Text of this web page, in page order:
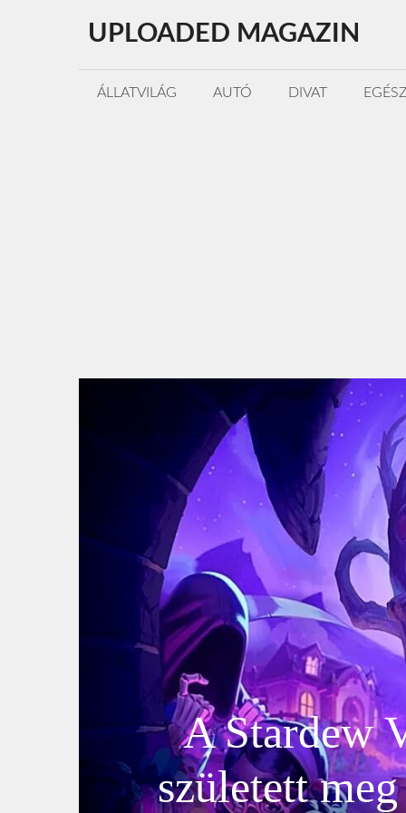
tartalomba
UPLOADED MAGAZIN
ÁLLATVILÁG AUTÓ DIVAT
A Stardew
született